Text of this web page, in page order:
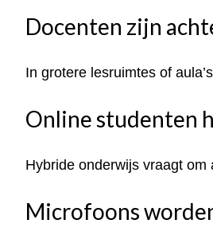
Docenten zijn
In grotere lesruimtes of
Online studenten
Hybride onderwijs vraagt
Microfoons